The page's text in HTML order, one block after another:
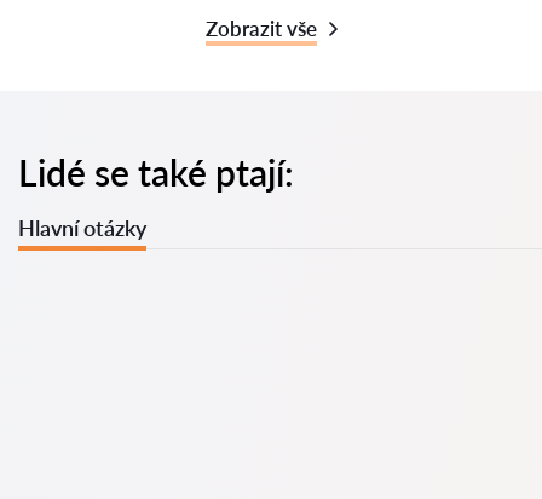
Zobrazit vše
Lidé se také ptají:
Hlavní otázky